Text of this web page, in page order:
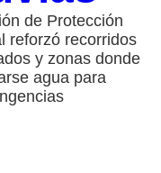
de Protección
reforzó recorridos
y zonas donde
agua para